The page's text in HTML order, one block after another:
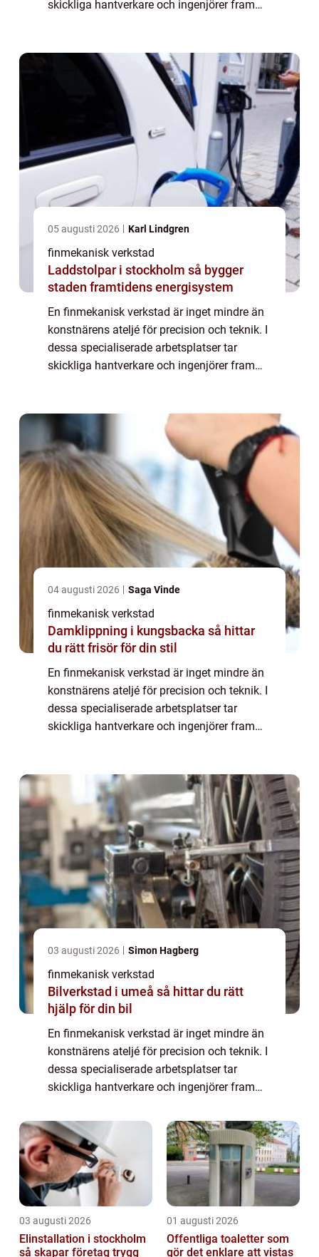
skickliga hantverkare och ingenjörer fram
05 augusti 2026 Karl Lindgren
finmekanisk verkstad
Laddstolpar i stockholm så bygger
staden framtidens energisystem
En finmekanisk verkstad är inget mindre än
konstnärens ateljé för precision och teknik. I
dessa specialiserade arbetsplatser tar
skickliga hantverkare och ingenjörer fram
04 augusti 2026 Saga Vinde
finmekanisk verkstad
Damklippning i kungsbacka så hittar
du rätt frisör för din stil
En finmekanisk verkstad är inget mindre än
konstnärens ateljé för precision och teknik. I
dessa specialiserade arbetsplatser tar
skickliga hantverkare och ingenjörer fram
03 augusti 2026 Simon Hagberg
finmekanisk verkstad
Bilverkstad i umeå så hittar du rätt
hjälp för din bil
En finmekanisk verkstad är inget mindre än
konstnärens ateljé för precision och teknik. I
dessa specialiserade arbetsplatser tar
skickliga hantverkare och ingenjörer fram
m&oum...
03 augusti 2026
Elinstallation i stockholm
så skapar företag trygg
01 augusti 2026
Offentliga toaletter som
gör det enklare att vistas